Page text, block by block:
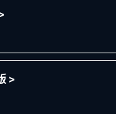
>